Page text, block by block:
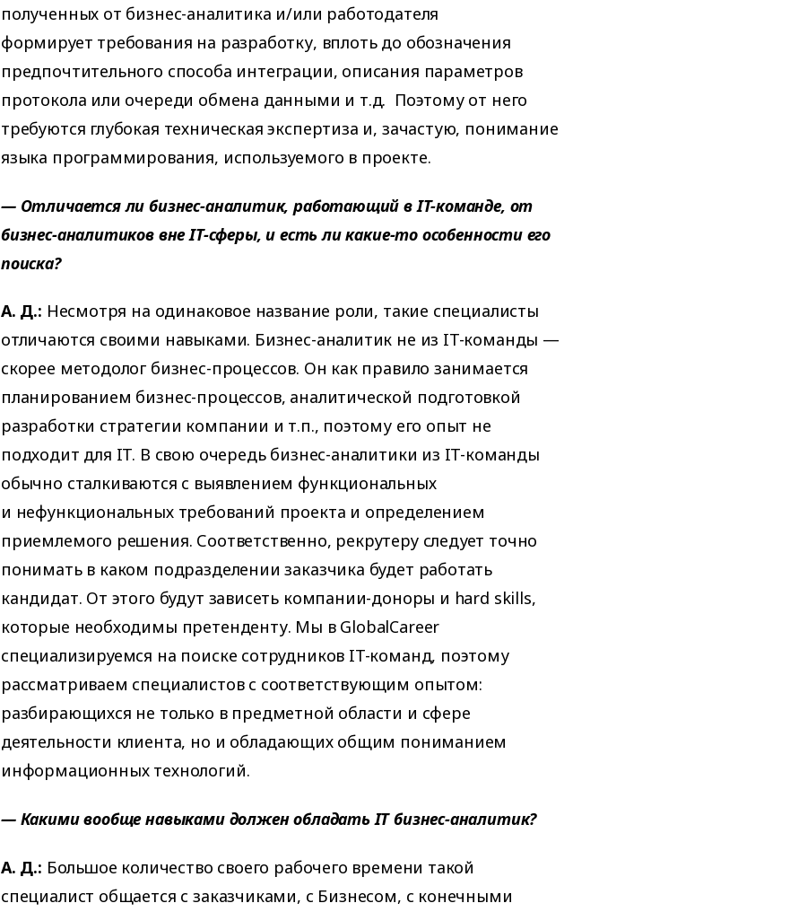
полученных от бизнес-аналитика и/или работодателя
формирует требования на разработку, вплоть до обозначения
предпочтительного способа интеграции, описания параметров
протокола или очереди обмена данными и т.д. Поэтому от него
требуются глубокая техническая экспертиза и, зачастую, понимание
языка программирования, используемого в проекте.
— Отличается ли бизнес-аналитик, работающий в IT-команде, от
бизнес-аналитиков вне IT-сферы, и есть ли какие-то особенности его
поиска?
А. Д.: Несмотря на одинаковое название роли, такие специалисты
отличаются своими навыками. Бизнес-аналитик не из IT-команды —
скорее методолог бизнес-процессов. Он как правило занимается
планированием бизнес-процессов, аналитической подготовкой
разработки стратегии компании и т.п., поэтому его опыт не
подходит для IT. В свою очередь бизнес-аналитики из IT-команды
обычно сталкиваются с выявлением функциональных
и нефункциональных требований проекта и определением
приемлемого решения. Соответственно, рекрутеру следует точно
понимать в каком подразделении заказчика будет работать
кандидат. От этого будут зависеть компании-доноры и hard skills,
которые необходимы претенденту. Мы в GlobalCareer
специализируемся на поиске сотрудников IT-команд, поэтому
рассматриваем специалистов с соответствующим опытом:
разбирающихся не только в предметной области и сфере
деятельности клиента, но и обладающих общим пониманием
информационных технологий.
— Какими вообще навыками должен обладать IT бизнес-аналитик?
А. Д.: Большое количество своего рабочего времени такой
специалист общается с заказчиками, с Бизнесом, с конечными